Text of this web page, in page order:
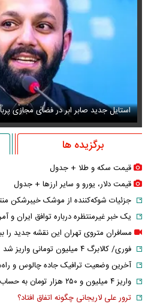
استایل جدید صابر ابر در فضای مجازی
برگزیده ها
قیمت سکه و طلا + جدول
قیمت دلار، یورو و سایر ارز‌ها + جدول
جزئیات شوکه‌کننده از موشک خیبرشکن
یک خبر غیرمنتظره درباره توافق ایران و
مسافران متروی تهران این نقشه جدید را
فوری/ کالابرگ ۴ میلیون تومانی واریز شد
آخرین وضعیت ترافیک جاده چالوس و
واریز ۴ میلیون و ۲۵۰ هزار تومان به حساب کارمندان
ترور علی لاریجانی چگونه اتفاق افتاد؟